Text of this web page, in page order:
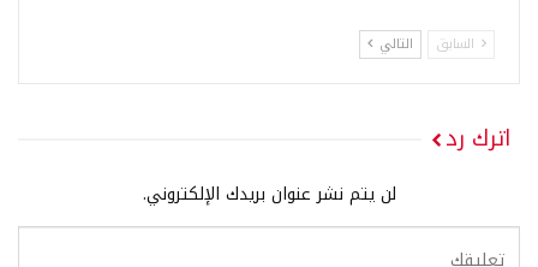
السابق التالي
اترك رد
لن يتم نشر عنوان بريدك الإلكتروني.